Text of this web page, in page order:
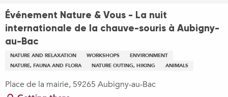
Événement Nature & Vous - La nuit
internationale de la chauve-souris à Aubigny-
au-Bac
NATURE AND RELAXATION WORKSHOPS
ENVIRONMENT
NATURE, FAUNA AND FLORA
NATURE OUTING, HIKING ANIMALS
Place de la mairie, 59265 Aubigny-au-Bac